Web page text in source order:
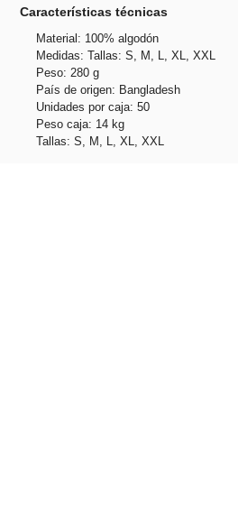
Características técnicas
Material: 100% algodón
Medidas: Tallas: S, M, L, XL, XXL
Peso: 280 g
País de origen: Bangladesh
Unidades por caja: 50
Peso caja: 14 kg
Tallas: S, M, L, XL, XXL